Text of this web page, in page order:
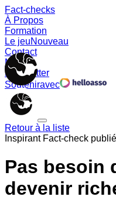
Fact-checks
À Propos
Formation
Le jeuNouveau
Contact
Memes
Newsletter
Souteniravec
Retour à la liste
InspirantFact-check
Pas besoin
devenir